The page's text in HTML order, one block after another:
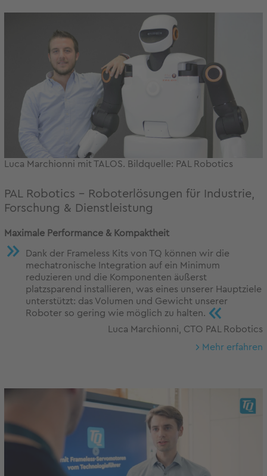
Luca Marchionni mit TALOS. Bildquelle: PAL Robotics
PAL Robotics – Roboterlösungen für Industrie,
Forschung & Dienstleistung
Maximale Performance & Kompaktheit
Dank der Frameless Kits von TQ können wir die
mechatronische Integration auf ein Minimum
reduzieren und die Komponenten äußerst
platzsparend installieren, was eines unserer Hauptziele
unterstützt: das Volumen und Gewicht unserer
Roboter so gering wie möglich zu halten. «
Luca Marchionni, CTO PAL Robotics
Mehr erfahren